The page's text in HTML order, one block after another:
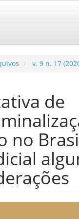
v. 9 n. 17
de
no